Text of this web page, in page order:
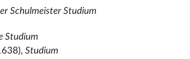
Schulmeister Studium
Studium
Studium